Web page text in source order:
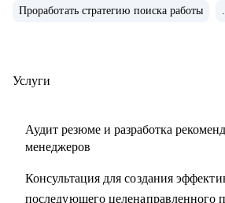
ваших текущих скиллов.
• Найти зону кратного роста для
вашего продукта и бизнеса
Кому могу помочь:
• Начинающим карьеру продакта.
Проработать стратегию поиска работы
Услуги
Аудит резюме и разработка
менеджеров
Консультация для создания
последующего целенаправленного